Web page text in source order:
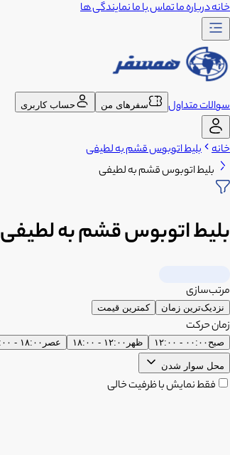
خانهدرباره ماتماس با مانمایندگی ها
سوالات متداول سفرهای من حساب کاربری
خانه بلیط اتوبوس قشم به لطیفی
بلیط اتوبوس قشم به لطیفی
بلیط اتوبوس قشم به لطیفی
مرتب‌سازی
نزدیک‌ترین زمان کمترین قیمت
زمان حرکت
صبح ۰۰:۰۰ - ۱۲:۰۰ ظهر ۱۲:۰۰ - ۱۸:۰۰ عصر ۱۸:۰۰ - ۲۴:۰۰
محل سوار شدن
فقط نمایش با ظرفیت خالی